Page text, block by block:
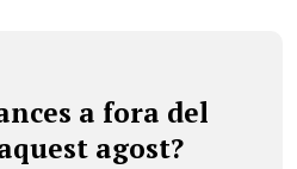
a fora del
agost?